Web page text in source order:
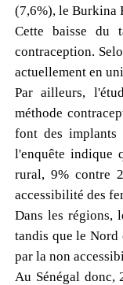
(7,6%), le Burkina
Cette baisse du
contraception.
actuellement en
Par ailleurs,
méthode
font des implants
l'enquête indique
rural, 9% contre
accessibilité des
Dans les régions,
tandis que le Nord
par la non
Au Sénégal donc,